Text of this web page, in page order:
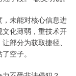
未能对核心信息进
化薄弱，重技术开
部分为获取捷径、
空子。